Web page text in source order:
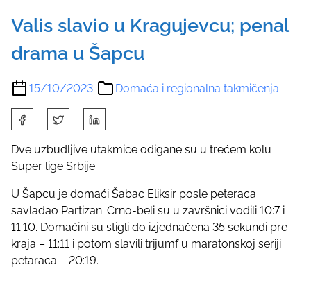
Valis slavio u Kragujevcu; penal
drama u Šapcu
15/10/2023 Domaća i regionalna takmičenja
h
a
r
t
h
i
s
p
Dve uzbudljive utakmice odigane su u trećem kolu
Super lige Srbije.
U Šapcu je domaći Šabac Eliksir posle peteraca
savladao Partizan. Crno-beli su u završnici vodili 10:7 i
11:10. Domaćini su stigli do izjednačena 35 sekundi pre
kraja – 11:11 i potom slavili trijumf u maratonskoj seriji
petaraca – 20:19.